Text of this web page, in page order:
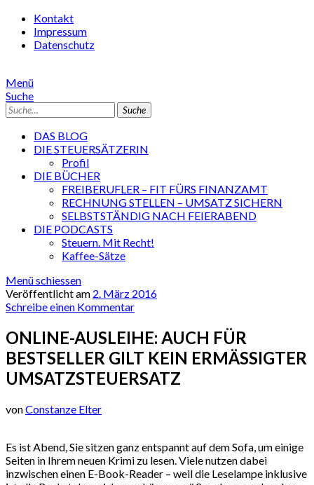
Kontakt
Impressum
Datenschutz
Menü
Suche
Suche
DAS BLOG
DIE STEUERSÄTZERIN
Profil
DIE BÜCHER
FREIBERUFLER – FIT FÜRS FINANZAMT
RECHNUNG STELLEN – UMSATZ SICHERN
SELBSTSTÄNDIG NACH FEIERABEND
DIE PODCASTS
Steuern. Mit Recht!
Kaffee-Sätze
Menü schiessen
Veröffentlicht am 2. März 2016
Schreibe einen Kommentar
ONLINE-AUSLEIHE: AUCH FÜR
BESTSELLER GILT KEIN ERMÄSSIGTER U
MSATZSTEUERSATZ
vonConstanze Elter
Es ist Abend, Sie sitzen ganz entspannt auf dem Sofa, um einige
Seiten in Ihrem neuen Krimi zu lesen. Viele nutzen dabei
inzwischen einen E-Book-Reader – weil die Leselampe inklusive